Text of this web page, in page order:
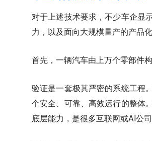
对于上述技术要求，不少车企显
力，以及面向大规模量产的产品化
首先，一辆汽车由上万个零部件
验证是一套极其严密的系统工程
个安全、可靠、高效运行的整体
底层能力，是很多互联网或AI公司